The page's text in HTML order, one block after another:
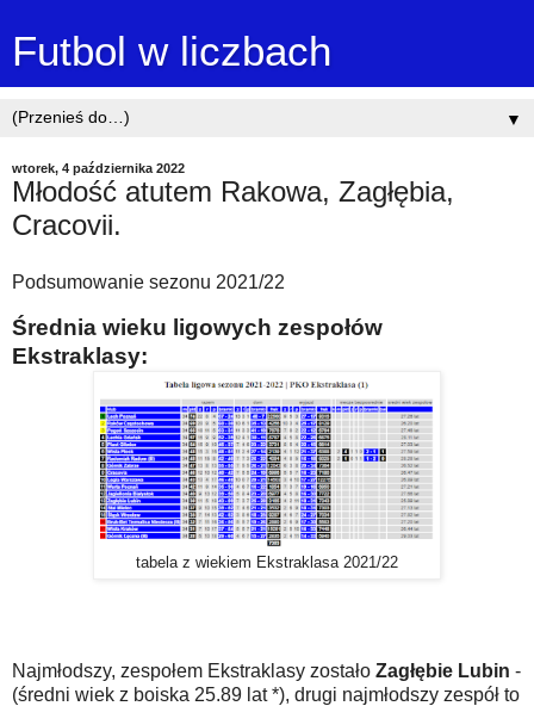
Futbol w liczbach
▼
wtorek, 4 października 2022
Młodość atutem Rakowa, Zagłębia,
Cracovii.
Podsumowanie sezonu 2021/22
Średnia wieku ligowych zespołów
Ekstraklasy:
tabela z wiekiem Ekstraklasa 2021/22
Najmłodszy, zespołem Ekstraklasy zostało Zagłębie Lubin -
(średni wiek z boiska 25.89 lat *), drugi najmłodszy zespół to